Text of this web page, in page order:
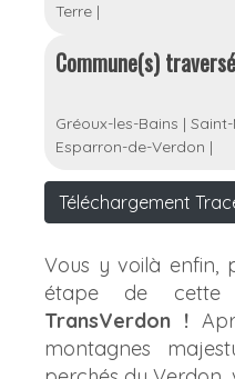
Terre |
Commune(s)
Gréoux-les-Bains |
Esparron-de-Verdon |
Téléchargement
Vous y voilà enfin,
étape de cette
TransVerdon !
montagnes